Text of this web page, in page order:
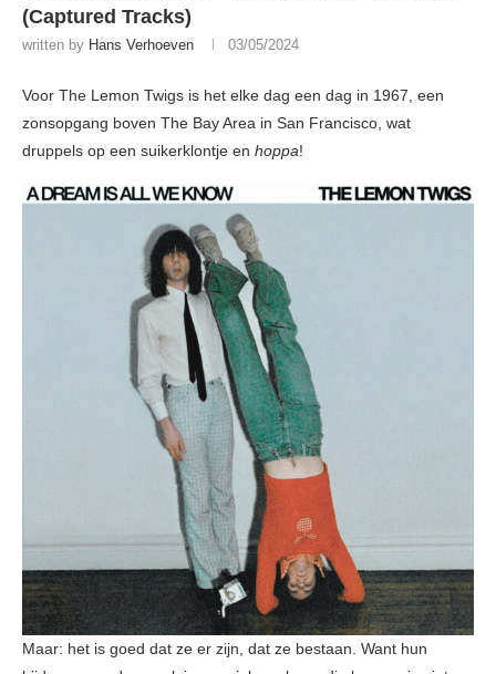
(Captured Tracks)
written by Hans Verhoeven 03/05/2024
Voor The Lemon Twigs is het elke dag een dag in 1967, een
zonsopgang boven The Bay Area in San Francisco, wat
druppels op een suikerklontje en hoppa!
Maar: het is goed dat ze er zijn, dat ze bestaan. Want hun